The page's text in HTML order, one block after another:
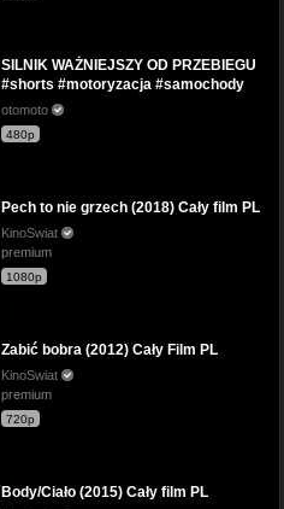
SILNIK WAŻNIEJSZY OD PRZEBIEGU
#shorts #motoryzacja #samochody
otomoto
480p
Pech to nie grzech (2018) Cały film PL
KinoSwiat
premium
1080p
Zabić bobra (2012) Cały Film PL
KinoSwiat
premium
720p
Body/Ciało (2015) Cały film PL